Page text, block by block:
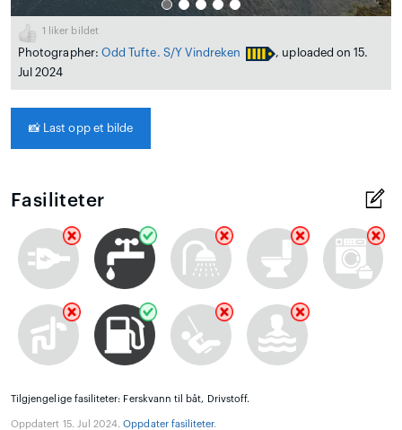
1 liker bildet
Photographer: Odd Tufte. S/Y Vindreken
, uploaded on 15.
Jul 2024
📸 Last opp et bilde
Fasiliteter
Tilgjengelige fasiliteter: Ferskvann til båt, Drivstoff.
Oppdatert 15. Jul 2024.Oppdater fasiliteter.